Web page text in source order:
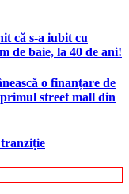
că s-a iubit cu
de baie, la 40 de ani!
o finanțare de
street mall din